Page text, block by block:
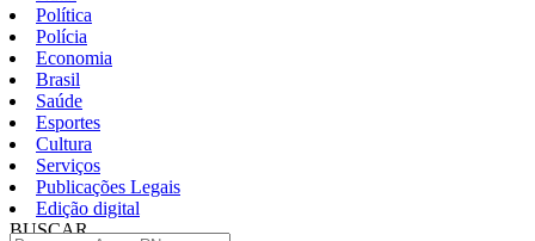
Política
Polícia
Economia
Brasil
Saúde
Esportes
Cultura
Serviços
Publicações Legais
Edição digital
BUSCAR